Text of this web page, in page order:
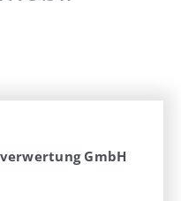
GmbH